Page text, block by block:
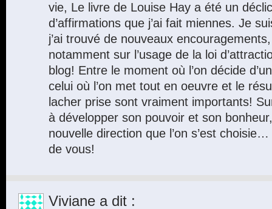
vie, Le livre de Louise Hay a été un
d’affirmations que j’ai fait miennes. Je
j’ai trouvé de nouveaux
notamment sur l’usage de la loi
blog! Entre le moment où l’on décide
celui où l’on met tout en oeuvre et le
lacher prise sont vraiment importants!
à développer son pouvoir et son
nouvelle direction que l’on s’est
de vous!
Viviane a dit :